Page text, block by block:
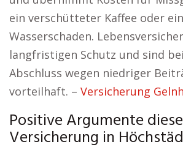
ein verschütteter Kaffee oder ein
Wasserschaden.
langfristigen Schutz und sind
Abschluss wegen niedriger
vorteilhaft. – Versicherung
Positive Argumente
Versicherung in